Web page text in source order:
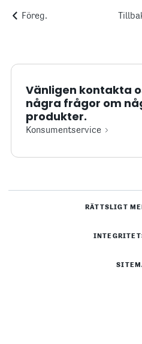
Föreg.
Vänligen kontakta
några frågor om
produkter.
Konsumentservice
RÄTTSLIGT